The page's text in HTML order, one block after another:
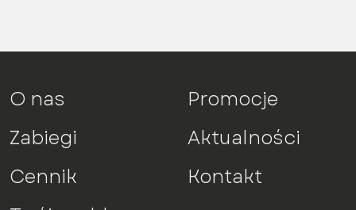
O nas
Zabiegi
Cennik
Promocje
Aktualności
Kontakt